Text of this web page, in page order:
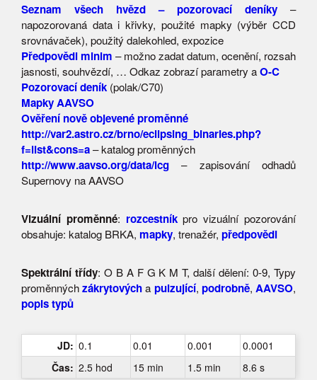
Seznam všech hvězd – pozorovací deníky –
napozorovaná data i křivky, použité mapky (výběr CCD
srovnávaček), použitý dalekohled, expozice
Předpovědi minim – možno zadat datum, ocenění, rozsah
jasnosti, souhvězdí, … Odkaz zobrazí parametry aO-C
Pozorovací deník (polak/C70)
Mapky AAVSO
Ověření nově objevené proměnné
http://var2.astro.cz/brno/eclipsing_binaries.php?
f=list&cons=a– katalog proměnných
http://www.aavso.org/data/lcg – zapisování odhadů
Supernovy na AAVSO
Vizuální proměnné: rozcestníkpro vizuální pozorování
obsahuje: katalog BRKA, mapky, trenažér, předpovědi
Spektrální třídy: O B A F G K M T, další dělení: 0-9, Typy
proměnnýchzákrytovýcha pulzující, podrobně, AAVSO,
popis typů
JD: 0.1 0.01 0.001
0.0001
Čas: 2.5 hod 15 min 1.5 min 8.6 s